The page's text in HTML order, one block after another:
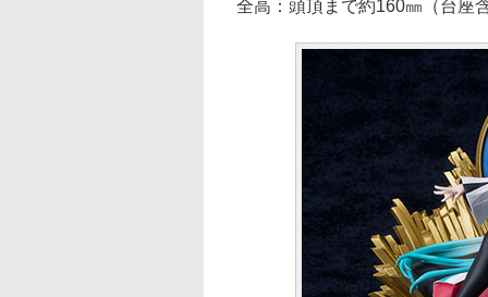
全高：頭頂まで約160㎜（台座